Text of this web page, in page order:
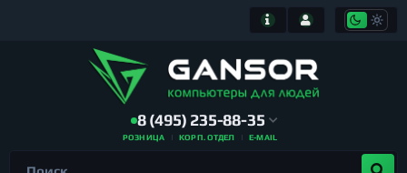
8 (495) 235-88-35
РОЗНИЦА КОРП. ОТДЕЛ E-MAIL